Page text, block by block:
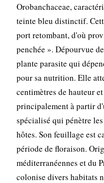
Orobanchaceae,
teinte bleu distinctif.
port retombant, d'où
penchée ». Dépourvue
plante parasite qui
pour sa nutrition. Elle
centimètres de hauteur
principalement à partir
spécialisé qui pénètre
hôtes. Son feuillage est
période de floraison.
méditerranéennes et du
colonise divers habitats